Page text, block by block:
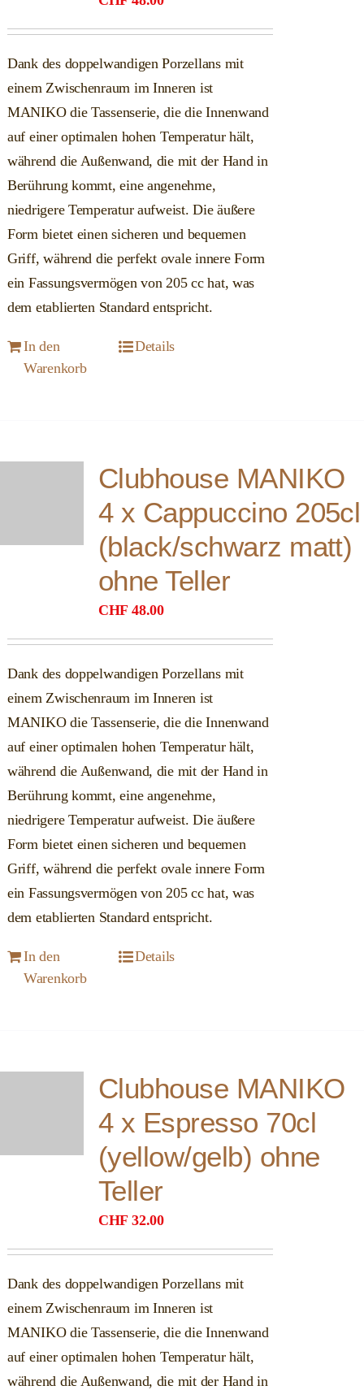
Dank des doppelwandigen Porzellans mit
einem Zwischenraum im Inneren ist
MANIKO die Tassenserie, die die Innenwand
auf einer optimalen hohen Temperatur hält,
während die Außenwand, die mit der Hand in
Berührung kommt, eine angenehme,
niedrigere Temperatur aufweist. Die äußere
Form bietet einen sicheren und bequemen
Griff, während die perfekt ovale innere Form
ein Fassungsvermögen von 205 cc hat, was
dem etablierten Standard entspricht.
In den
Warenkorb
Details
Clubhouse MANIKO
4 x Cappuccino 205cl
(black/schwarz matt)
ohne Teller
CHF 48.00
Dank des doppelwandigen Porzellans mit
einem Zwischenraum im Inneren ist
MANIKO die Tassenserie, die die Innenwand
auf einer optimalen hohen Temperatur hält,
während die Außenwand, die mit der Hand in
Berührung kommt, eine angenehme,
niedrigere Temperatur aufweist. Die äußere
Form bietet einen sicheren und bequemen
Griff, während die perfekt ovale innere Form
ein Fassungsvermögen von 205 cc hat, was
dem etablierten Standard entspricht.
In den
Warenkorb
Details
Clubhouse MANIKO
4 x Espresso 70cl
(yellow/gelb) ohne
Teller
CHF 32.00
Dank des doppelwandigen Porzellans mit
einem Zwischenraum im Inneren ist
MANIKO die Tassenserie, die die Innenwand
auf einer optimalen hohen Temperatur hält,
während die Außenwand, die mit der Hand in